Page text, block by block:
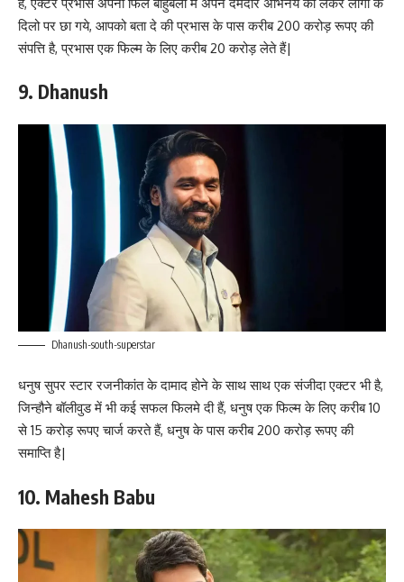
दिलो पर छा गये, आपको बता दे की प्रभास के पास करीब 200 करोड़ रूपए की
संपत्ति है, प्रभास एक फिल्म के लिए करीब 20 करोड़ लेते हैं|
9. Dhanush
Dhanush-south-superstar
धनुष सुपर स्टार रजनीकांत के दामाद होने के साथ साथ एक संजीदा एक्टर भी है,
जिन्हौने बॉलीवुड में भी कई सफल फिलमे दी हैं, धनुष एक फिल्म के लिए करीब 10
से 15 करोड़ रूपए चार्ज करते हैं, धनुष के पास करीब 200 करोड़ रूपए की
समाप्ति है|
10. Mahesh Babu